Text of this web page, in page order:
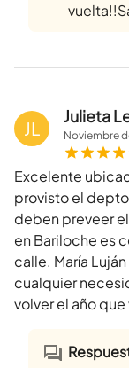
JL
Julieta
Noviembre
Excelente
provisto el
deben preveer
en Bariloche es
calle. María
cualquier
volver el año que